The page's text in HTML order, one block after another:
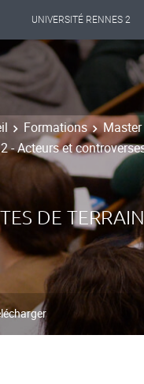
UNIVERSITÉ RENNES 2
Formations Master
- Acteurs et
DE TERRAIN